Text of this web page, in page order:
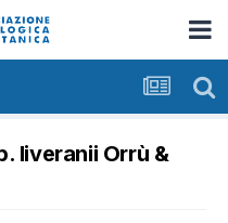
liveranii Orrù &